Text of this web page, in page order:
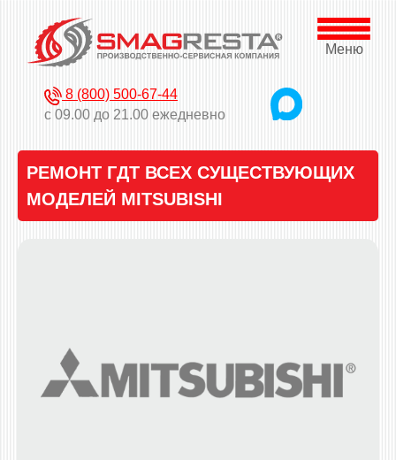
Меню
8 (800) 500-67-44
с 09.00 до 21.00 ежедневно
РЕМОНТ ГДТ ВСЕХ СУЩЕСТВУЮЩИХ
МОДЕЛЕЙ MITSUBISHI